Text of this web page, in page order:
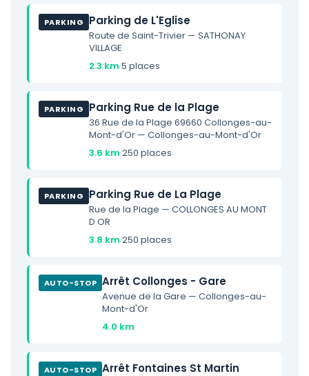
PARKING Parking de L'Eglise
Route de Saint-Trivier — SATHONAY
VILLAGE
2.3 km·5 places
PARKING Parking Rue de la Plage
36 Rue de la Plage 69660 Collonges-au-
Mont-d'Or — Collonges-au-Mont-d'Or
3.6 km·250 places
PARKING Parking Rue de La Plage
Rue de la Plage — COLLONGES AU MONT
D OR
3.8 km·250 places
AUTO-STOP Arrêt Collonges - Gare
Avenue de la Gare — Collonges-au-
Mont-d'Or
4.0 km
AUTO-STOP Arrêt Fontaines St Martin